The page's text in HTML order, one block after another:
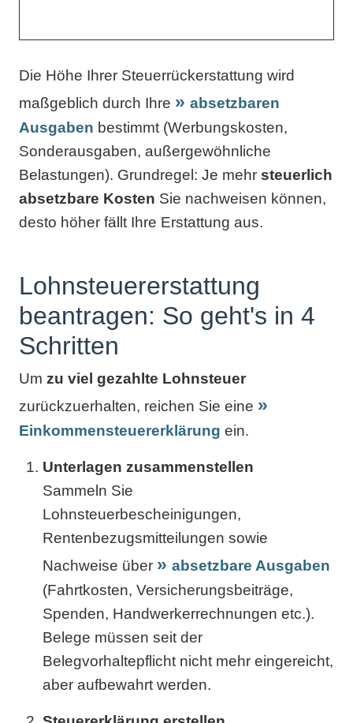
Die Höhe Ihrer Steuerrückerstattung wird
maßgeblich durch Ihre
absetzbaren
Ausgaben bestimmt (Werbungskosten,
Sonderausgaben, außergewöhnliche
Belastungen). Grundregel: Je mehr steuerlich
absetzbare Kosten Sie nachweisen können,
desto höher fällt Ihre Erstattung aus.
Lohnsteuererstattung
beantragen: So geht's in 4
Schritten
Um zu viel gezahlte Lohnsteuer
zurückzuerhalten, reichen Sie eine
Einkommensteuererklärung ein.
Unterlagen zusammenstellen
Sammeln Sie
Lohnsteuerbescheinigungen,
Rentenbezugsmitteilungen sowie
Nachweise über
absetzbare Ausgaben
(Fahrtkosten, Versicherungsbeiträge,
Spenden, Handwerkerrechnungen etc.).
Belege müssen seit der
Belegvorhaltepflicht nicht mehr eingereicht,
aber aufbewahrt werden.